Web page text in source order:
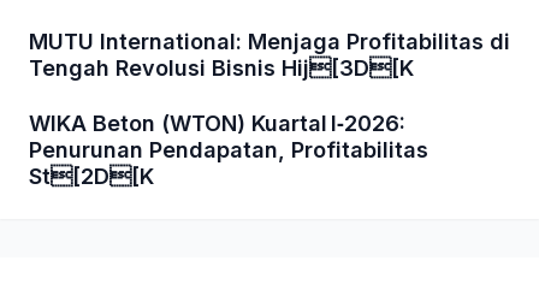
MUTU International: Menjaga Profitabilitas di
Tengah Revolusi Bisnis Hij[3D[K
WIKA Beton (WTON) Kuartal I‑2026:
Penurunan Pendapatan, Profitabilitas
St[2D[K